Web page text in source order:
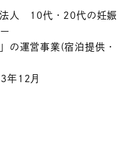
法人 10代・20代の妊娠
の運営事業(宿泊提供・
年12月